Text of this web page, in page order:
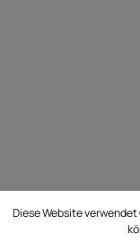
Diese Website